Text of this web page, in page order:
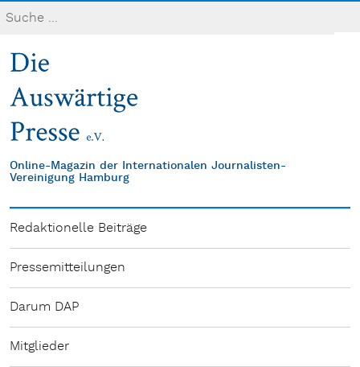
Online-Magazin der Internationalen Journalisten-
Vereinigung Hamburg
Redaktionelle Beiträge
Pressemitteilungen
Darum DAP
Mitglieder